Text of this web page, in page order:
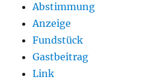
Abstimmung
Anzeige
Fundstück
Gastbeitrag
Link